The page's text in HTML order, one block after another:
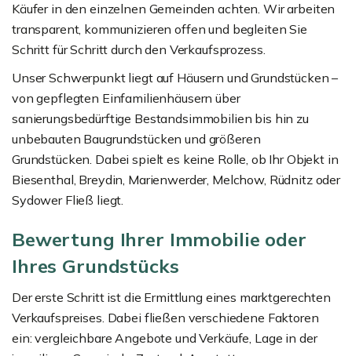
Käufer in den einzelnen Gemeinden achten. Wir arbeiten
transparent, kommunizieren offen und begleiten Sie
Schritt für Schritt durch den Verkaufsprozess.
Unser Schwerpunkt liegt auf Häusern und Grundstücken –
von gepflegten Einfamilienhäusern über
sanierungsbedürftige Bestandsimmobilien bis hin zu
unbebauten Baugrundstücken und größeren
Grundstücken. Dabei spielt es keine Rolle, ob Ihr Objekt in
Biesenthal, Breydin, Marienwerder, Melchow, Rüdnitz oder
Sydower Fließ liegt.
Bewertung Ihrer Immobilie oder
Ihres Grundstücks
Der erste Schritt ist die Ermittlung eines marktgerechten
Verkaufspreises. Dabei fließen verschiedene Faktoren
ein: vergleichbare Angebote und Verkäufe, Lage in der